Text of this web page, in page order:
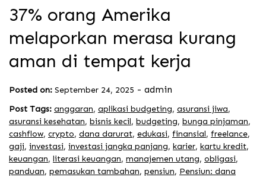
37% orang Amerika
melaporkan merasa kurang
aman di tempat kerja
Posted on: September 24, 2025 - admin
Post Tags: anggaran, aplikasi budgeting, asuransi jiwa,
asuransi kesehatan, bisnis kecil, budgeting, bunga pinjaman,
cashflow, crypto, dana darurat, edukasi, finansial, freelance,
gaji, investasi, investasi jangka panjang, karier, kartu kredit,
keuangan, literasi keuangan, manajemen utang, obligasi,
panduan, pemasukan tambahan, pensiun, Pensiun: dana